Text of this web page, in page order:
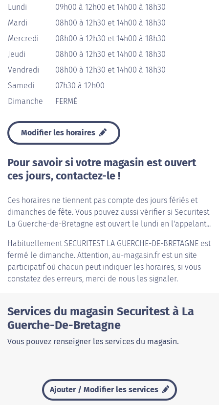
Lundi
09h00 à 12h00 et 14h00 à 18h30
Mardi
08h00 à 12h30 et 14h00 à 18h30
Mercredi
08h00 à 12h30 et 14h00 à 18h30
Jeudi
08h00 à 12h30 et 14h00 à 18h30
Vendredi
08h00 à 12h30 et 14h00 à 18h30
Samedi
07h30 à 12h00
Dimanche
FERMÉ
Modifier les horaires
Pour savoir si votre magasin est ouvert
ces jours, contactez-le !
Ces horaires ne tiennent pas compte des jours fériés et
dimanches de fête. Vous pouvez aussi vérifier si Securitest
La Guerche-de-Bretagne est ouvert le lundi en l'appelant...
HabituellementSECURITEST LA GUERCHE-DE-BRETAGNE est
fermé le dimanche. Attention, au-magasin.fr est un site
participatif où chacun peut indiquer les horaires, si vous
constatez des erreurs, merci de nous les signaler.
Services du magasin Securitest à La
Guerche-De-Bretagne
Vous pouvez renseigner les services du magasin.
Ajouter / Modifier les services